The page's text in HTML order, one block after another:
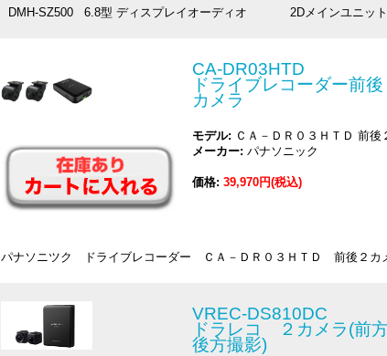
DMH-SZ500 6.8型 ディスプレイオーディオ 2Dメインユ
CA-DR03HTD
ドライブレコーダー前後
カメラ
モデル: ＣＡ－ＤＲ０３ＨＴＤ 前後
メーカー: パナソニック
価格: 39,970円(税込)
パナソニツク ドライブレコーダー ＣＡ－ＤＲ０３ＨＴＤ 前後２
VREC-DS810DC
ドラレコ ２カメラ(前方
後方撮影)